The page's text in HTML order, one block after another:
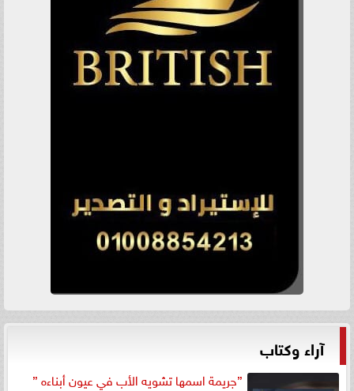
آراء وكتاب
”جريمة اسمها تشويه الأب في عيون أبناءه ”